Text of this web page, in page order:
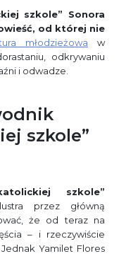
szkole” Sonora
od której nie
młodzieżowa w
odkrywaniu
i odwadze.
szkole”
szkole”
przez główną
że od teraz na
– i rzeczywiście
Yamilet Flores